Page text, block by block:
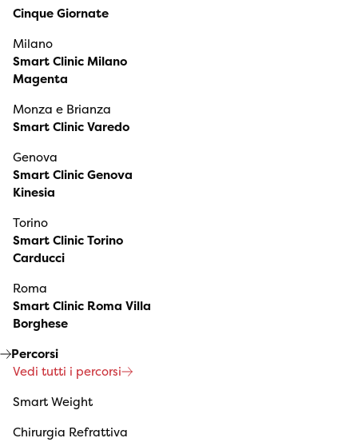
Cinque Giornate
Milano
Smart Clinic Milano
Magenta
Monza e Brianza
Smart Clinic Varedo
Genova
Smart Clinic Genova
Kinesia
Torino
Smart Clinic Torino
Carducci
Roma
Smart Clinic Roma Villa
Borghese
Percorsi
Vedi tutti i percorsi
Smart Weight
Chirurgia Refrattiva